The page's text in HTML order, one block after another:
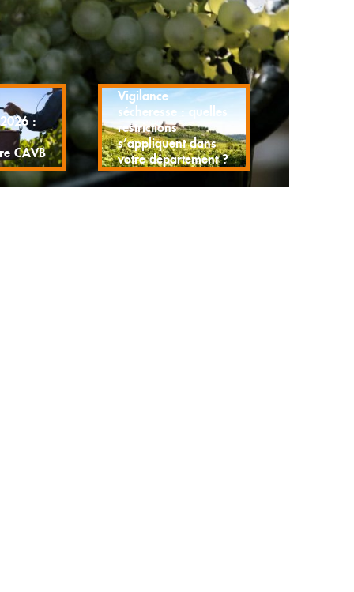
:
CAVB
Vigilance
sécheresse : quelles
restrictions
s’appliquent dans
votre département ?